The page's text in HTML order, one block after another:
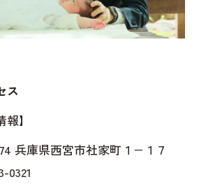
ス
】
兵庫県西宮市社家町１−１７
0321